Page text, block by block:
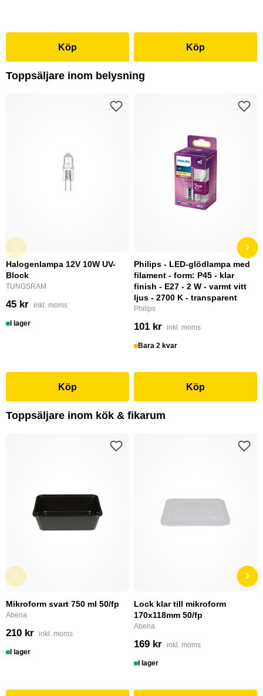
Köp Köp
Toppsäljare inom belysning
Halogenlampa 12V 10W UV-
Block
TUNGSRAM
45 kr inkl. moms
I lager
Köp
Philips - LED-glödlampa med
filament - form: P45 - klar
finish - E27 - 2 W - varmt vitt
ljus - 2700 K - transparent
Philips
101 kr inkl. moms
Bara 2 kvar
Köp
Toppsäljare inom kök & fikarum
Mikroform svart 750 ml 50/fp
Abena
210 kr inkl. moms
I lager
Lock klar till mikroform
170x118mm 50/fp
Abena
169 kr inkl. moms
I lager